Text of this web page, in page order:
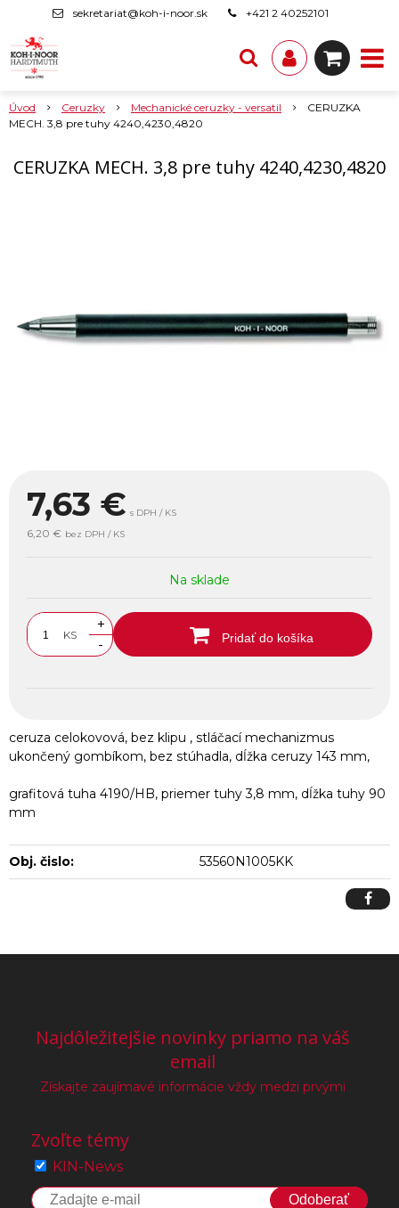
sekretariat@koh-i-noor.sk +421 2 40252101
Úvod Ceruzky Mechanické ceruzky - versatil
CERUZKA
MECH. 3,8 pre tuhy 4240,4230,4820
CERUZKA MECH. 3,8 pre tuhy 4240,4230,4820
7,63 € s DPH / KS
6,20 € bez DPH / KS
Na sklade
KS
+
-
Pridať do košíka
ceruza celokovová, bez klipu , stláčací mechanizmus
ukončený gombíkom, bez stúhadla, dĺžka ceruzy 143 mm,
grafitová tuha 4190/HB, priemer tuhy 3,8 mm, dĺžka tuhy 90
mm
Obj. čislo: 53560N1005KK
Najdôležitejšie novinky priamo na váš
email
Získajte zaujímavé informácie vždy medzi prvými
Zvoľte témy
KIN-News
Odoberať